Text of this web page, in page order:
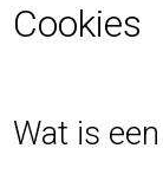
Cookies
Wat is